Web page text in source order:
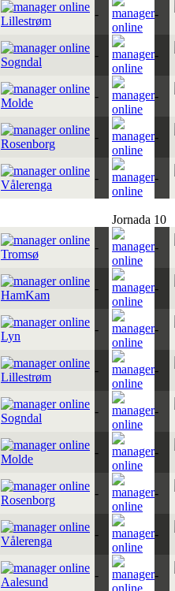
Lillestrøm
- -
Sogndal
- -
Molde
- -
Rosenborg
- -
Vålerenga
- -
Jornada 10
Tromsø
- -
HamKam
- -
Lyn
- -
Lillestrøm
- -
Sogndal
- -
Molde
- -
Rosenborg
- -
Vålerenga
- -
Aalesund
- -